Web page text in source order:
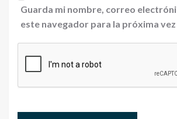
Guarda mi nombre, correo
este navegador para la próxima